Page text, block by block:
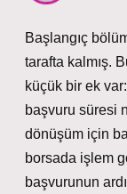
Başlangıç
tarafta kalmış.
küçük bir ek
başvuru süresi
dönüşüm için
borsada işlem
başvurunun